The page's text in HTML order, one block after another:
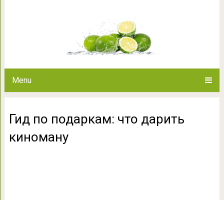
Menu
Гид по подаркам: что дарить
киноману